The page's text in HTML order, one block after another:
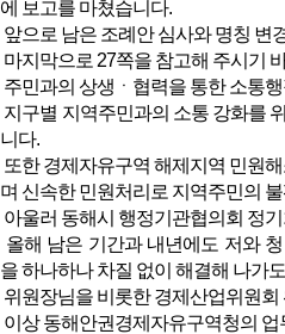
에 보고를 마쳤습니다.
앞으로 남은 조례안 심사와 명칭 변
마지막으로 27쪽을 참고해 주시기
주민과의 상생ㆍ협력을 통한 소통
지구별 지역주민과의 소통 강화를
니다.
또한 경제자유구역 해제지역 민원
며 신속한 민원처리로 지역주민의
아울러 동해시 행정기관협의회 정
올해 남은 기간과 내년에도 저와
을 하나하나 차질 없이 해결해 나가
위원장님을 비롯한 경제산업위원
이상 동해안권경제자유구역청의